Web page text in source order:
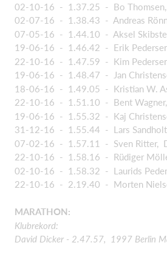
02-10-16 - 1.37.25 - Bo
02-07-16 - 1.38.43 - Andreas
07-05-16 - 1.44.10 - Aksel
19-06-16 - 1.46.42 - Erik
22-10-16 - 1.47.59 - Kim
19-06-16 - 1.48.47 - Jan
18-06-16 - 1.49.05 - Kristian W.
22-10-16 - 1.51.10 - Bent
19-06-16 - 1.55.32 - Kaj
31-12-16 - 1.55.44 - Lars
07-02-16 - 1.57.11 - Sven Ritter,
22-10-16 - 1.58.16 - Rüdiger
02-10-16 - 1.58.32 - Laurids
22-10-16 - 2.19.40 - Morten
MARATHON:
Klubrekord:
David Dicker - 2.47.57, 1997 Berlin